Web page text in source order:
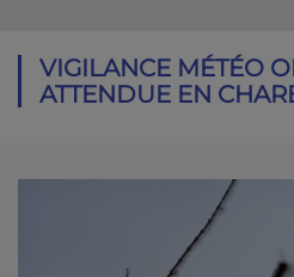
VIGILANCE MÉTÉO
ATTENDUE EN